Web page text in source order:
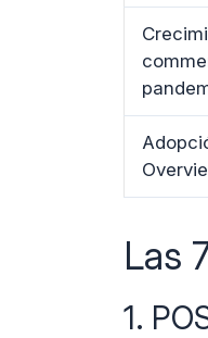
Las
1.